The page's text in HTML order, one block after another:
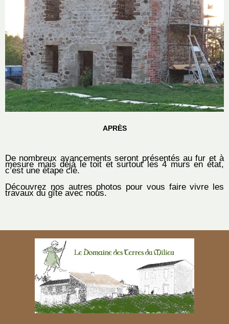
APRÈS
De nombreux avancements seront présentés au fur et à
mesure mais déjà le toit et surtout les 4 murs en état,
c’est une étape clé.
Découvrez nos autres photos pour vous faire vivre les
travaux du gîte avec nous.